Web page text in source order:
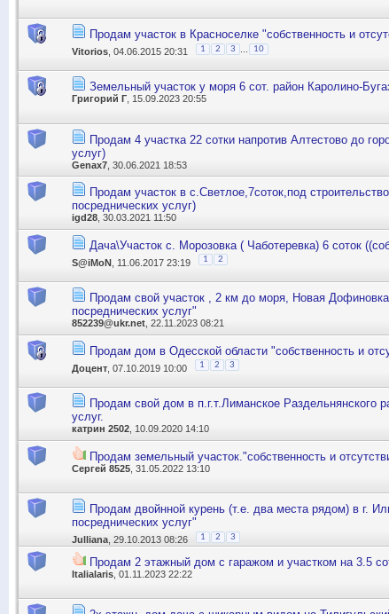
Продам участок в Красноселке "собственность и
Vitorios , 04.06.2015 20:31 1 2 3 10
Земельный участок у моря 6 сот. район Каролино-
Григорий Г , 15.09.2023 20:55
Продам 4 участка 22 сотки напротив Алтестово до
услуг)
Genax7 , 30.06.2021 18:53
Продам участок в с.Светлое,7соток,под
посреднических услуг)
igd28 , 30.03.2021 11:50
Дача\Участок с. Морозовка ( Чаботеревка) 6 соток
S@iMoN , 11.06.2017 23:19 1 2
Продам свой участок , 2 км до моря, Новая
посреднических услуг"
852239@ukr.net , 22.11.2023 08:21
Продам дом в Одесской области "собственность и
Доцент , 07.10.2019 10:00 1 2 3
Продам свой дом в п.г.т.Лиманское Раздельнянского
услуг.
катрин 2502 , 10.09.2020 14:10
Продам земельный участок."собственность и
Сергей 8525 , 31.05.2022 13:10
Продам двойнной курень (т.е. два места рядом) в г.
посреднических услуг"
Julliana , 29.10.2013 08:26 1 2 3
Продам 2 этажный дом с гаражом и участком на 3.5
Italialaris , 01.11.2023 22:22